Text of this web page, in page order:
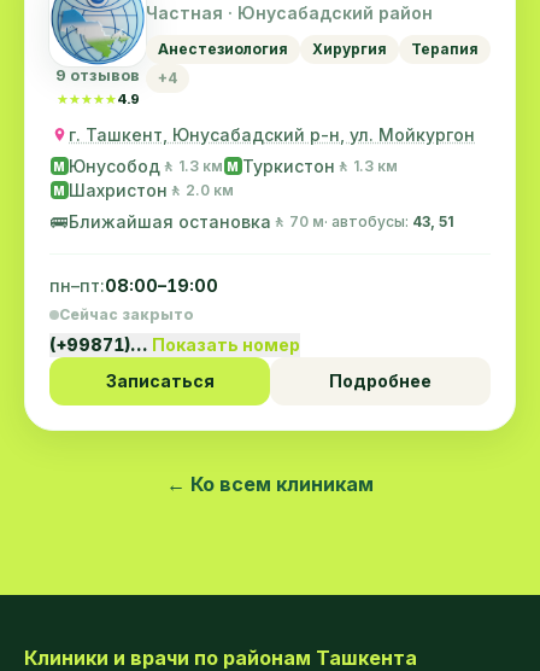
9 отзывов
★★★★★
★★★★★4.9
Частная · Юнусабадский район
Анестезиология Хирургия
Терапия
+4
г. Ташкент, Юнусабадский р-н, ул. Мойкургон
M Юнусобод 🚶 1.3 км M Туркистон 🚶 1.3 км
M Шахристон 🚶 2.0 км
🚌Ближайшая остановка 🚶 70 м· автобусы: 43, 51
пн–пт:08:00–19:00
Сейчас закрыто
(+99871)… Показать номер
Записаться
Подробнее
← Ко всем клиникам
Клиники и врачи по районам Ташкента